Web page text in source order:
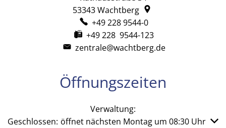
53343Wachtberg
+49 228 9544-0
+49 228 9544-123
zentrale@wachtberg.de
Öffnungszeiten
Verwaltung:
Klicken, um weitere Öffnungs- oder Schließzeiten
Geschlossen: öffnet nächsten Montag um 08:30 Uhr